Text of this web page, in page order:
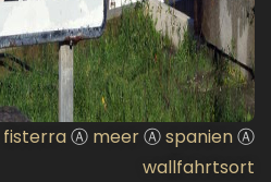
fisterraⒶ meerⒶspanienⒶ
wallfahrtsort